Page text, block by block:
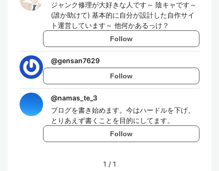
ジャンク修理が大好きな人です～ 陰キャです～
(誰か助けて) 基本的に自分が設計した自作サイ
ト運営しています～ 他何かあるっけ？
Follow
@gensan7629
Follow
@namas_te_3
ブログを書き始めます。今はハードルを下げ、
とりあえず書くことを目的にしてます。
Follow
1 / 1